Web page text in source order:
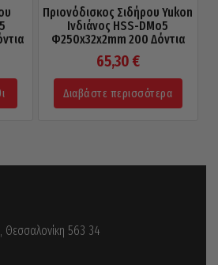
Πριονόδισκος Σιδήρου Yukon
Ινδιάνος HSS-DMo5
Φ250x32x2mm 200 Δόντια
65,30 €
Διαβάστε περισσότερα
563 34